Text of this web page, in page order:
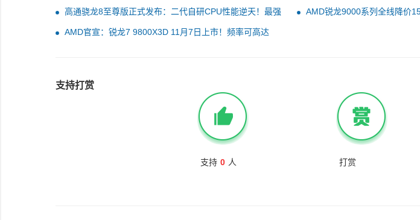
170％！
高通骁龙8至尊版正式发布：二代自研CPU性能逆天！最强
AI更像真人
AMD锐龙9000系列全线降价
AMD官宣：锐龙7 9800X3D 11月7日上市！频率可高达
支持打赏
支持 0 人 打赏